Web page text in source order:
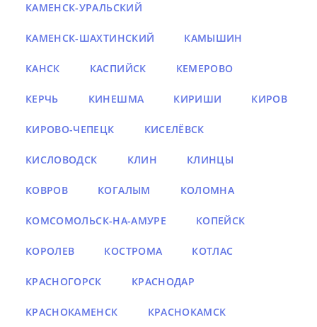
КАМЕНСК-УРАЛЬСКИЙ
КАМЕНСК-ШАХТИНСКИЙ КАМЫШИН
КАНСК КАСПИЙСК КЕМЕРОВО
КЕРЧЬ КИНЕШМА КИРИШИ КИРОВ
КИРОВО-ЧЕПЕЦК КИСЕЛЁВСК
КИСЛОВОДСК КЛИН КЛИНЦЫ
КОВРОВ КОГАЛЫМ КОЛОМНА
КОМСОМОЛЬСК-НА-АМУРЕ КОПЕЙСК
КОРОЛЕВ КОСТРОМА КОТЛАС
КРАСНОГОРСК КРАСНОДАР
КРАСНОКАМЕНСК КРАСНОКАМСК